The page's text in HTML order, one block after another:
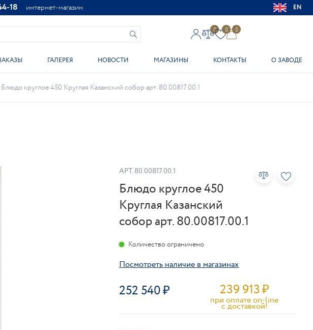
18 интернет-магазин EN
0 0 0
ГАЛЕРЕЯ НОВОСТИ МАГАЗИНЫ КОНТАКТЫ О ЗАВОДЕ
Блюдо круглое 450 Круглая Казанский собор арт. 80.00817.00.1
АРТ. 80.00817.00.1
Блюдо круглое 450
Круглая Казанский
собор арт. 80.00817.00.1
252 540 239 913₽
при оплате on-line
c доставкой!
Посмотреть наличие в магазинах
Количество ограничено